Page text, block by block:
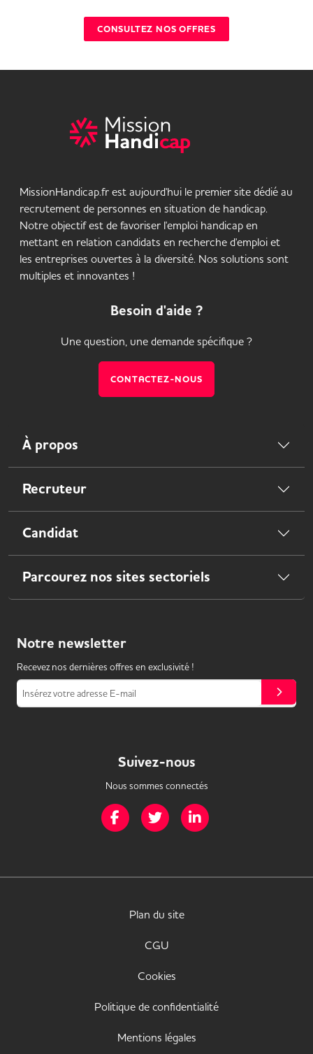
CONSULTEZ NOS OFFRES
MissionHandicap.fr est aujourd'hui le premier site dédié au
recrutement de personnes en situation de handicap.
Notre objectif est de favoriser l'emploi handicap en
mettant en relation candidats en recherche d'emploi et
les entreprises ouvertes à la diversité. Nos solutions sont
multiples et innovantes !
Besoin d'aide ?
Une question, une demande spécifique ?
CONTACTEZ-NOUS
À propos
Recruteur
Candidat
Parcourez nos sites sectoriels
Notre newsletter
Recevez nos dernières offres en exclusivité !
Insérez votre adresse E-mail
Suivez-nous
Nous sommes connectés
Page Facebook de Mission Handicap
Page Twitter de Mission Handicap
Plan du site
CGU
Cookies
Politique de confidentialité
Mentions légales